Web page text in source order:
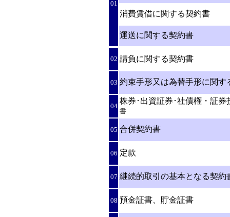
01
消費賃借に関する契約書
運送に関する契約書
02 請負に関する契約書
03 約束手形又は為替手形に関す
04
株券･出資証券･社債権・証
書
05 合併契約書
06 定款
07 継続的取引の基本となる契約
08 預金証書、貯金証書